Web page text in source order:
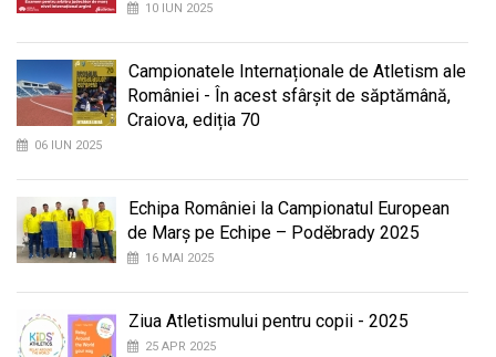
10 IUN 2025
Campionatele Internaționale de Atletism ale
României - În acest sfârșit de săptămână,
Craiova, ediția 70
06 IUN 2025
Echipa României la Campionatul European
de Marș pe Echipe – Poděbrady 2025
16 MAI 2025
Ziua Atletismului pentru copii - 2025
25 APR 2025